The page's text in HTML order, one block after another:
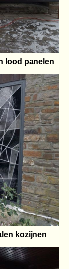
lood panelen
kozijnen